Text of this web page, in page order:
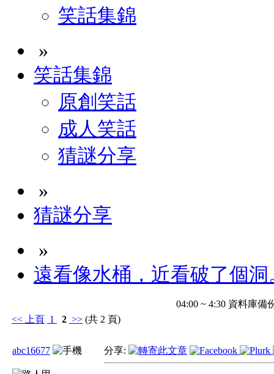
笑話集錦
»
笑話集錦
原創笑話
成人笑話
猜謎分享
»
猜謎分享
»
遠看像水桶，近看破了個洞
04:00 ~ 4:30 資料庫
<<
上頁 1 2 >> (共 2 頁)
abc16677 分享: